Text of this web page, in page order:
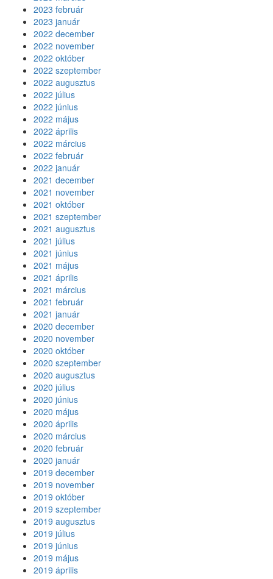
2023 február
2023 január
2022 december
2022 november
2022 október
2022 szeptember
2022 augusztus
2022 július
2022 június
2022 május
2022 április
2022 március
2022 február
2022 január
2021 december
2021 november
2021 október
2021 szeptember
2021 augusztus
2021 július
2021 június
2021 május
2021 április
2021 március
2021 február
2021 január
2020 december
2020 november
2020 október
2020 szeptember
2020 augusztus
2020 július
2020 június
2020 május
2020 április
2020 március
2020 február
2020 január
2019 december
2019 november
2019 október
2019 szeptember
2019 augusztus
2019 július
2019 június
2019 május
2019 április